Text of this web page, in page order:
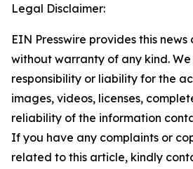
Legal Disclaimer:
EIN Presswire provides this news
without warranty of any kind.
responsibility or liability for the
images, videos, licenses,
reliability of the information
If you have any complaints or
related to this article, kindly